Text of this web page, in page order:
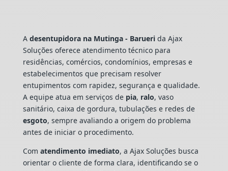
A desentupidora na Mutinga - Baruerida Ajax
Soluções oferece atendimento técnico para
residências, comércios, condomínios, empresas e
estabelecimentos que precisam resolver
entupimentos com rapidez, segurança e qualidade.
A equipe atua em serviços de pia, ralo, vaso
sanitário, caixa de gordura, tubulações e redes de
esgoto, sempre avaliando a origem do problema
antes de iniciar o procedimento.
Com atendimento imediato, a Ajax Soluções busca
orientar o cliente de forma clara, identificando se o